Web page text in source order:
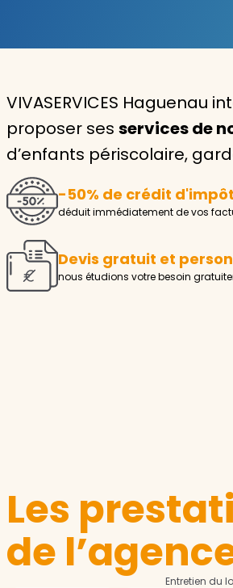
Aide à la personne
Seniors
Handicaps
Voir tous les services
VIVASERVICES Haguenau
proposer ses services de
d’enfants périscolaire,
-50% de crédit d'impôt
déduit immédiatement de vos
Devis gratuit et
nous étudions votre besoin
Les
de
Entretien du